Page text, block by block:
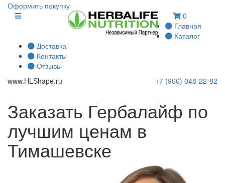
Оформить покупку
0
Главная
Каталог
Доставка
Контакты
Отзывы
www.HLShape.ru +7 (966) 048-22-82
Заказать Гербалайф по
лучшим ценам в
Тимашевске